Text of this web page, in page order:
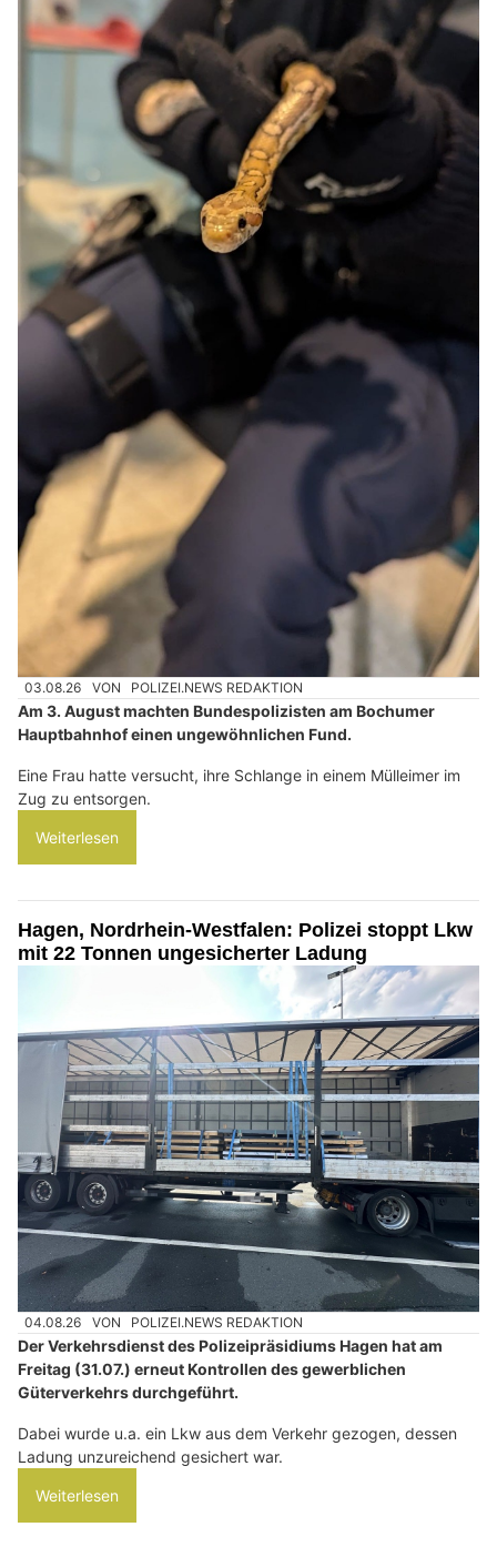
03.08.26 VON POLIZEI.NEWS REDAKTION
Am 3. August machten Bundespolizisten am Bochumer
Hauptbahnhof einen ungewöhnlichen Fund.
Eine Frau hatte versucht, ihre Schlange in einem Mülleimer im
Zug zu entsorgen.
Weiterlesen
Hagen, Nordrhein-Westfalen: Polizei stoppt Lkw
mit 22 Tonnen ungesicherter Ladung
04.08.26 VON POLIZEI.NEWS REDAKTION
Der Verkehrsdienst des Polizeipräsidiums Hagen hat am
Freitag (31.07.) erneut Kontrollen des gewerblichen
Güterverkehrs durchgeführt.
Dabei wurde u.a. ein Lkw aus dem Verkehr gezogen, dessen
Ladung unzureichend gesichert war.
Weiterlesen